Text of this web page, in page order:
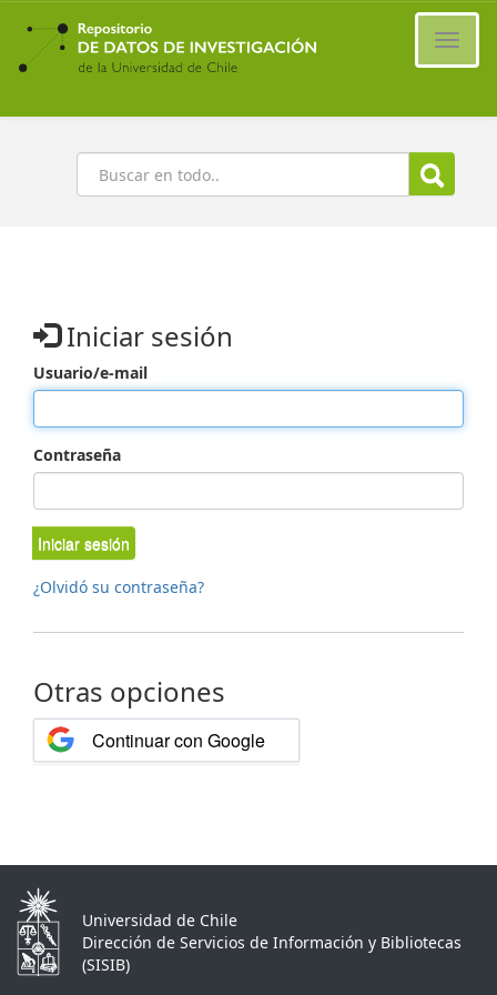
Ir
contenido
principal
Buscar
Iniciar sesión
Usuario/e-mail
Contraseña
Iniciar sesión
¿Olvidó su contraseña?
Otras opciones
Continuar con Google
Universidad de Chile
Dirección de Servicios de Información y Bibliotecas
(SISIB)